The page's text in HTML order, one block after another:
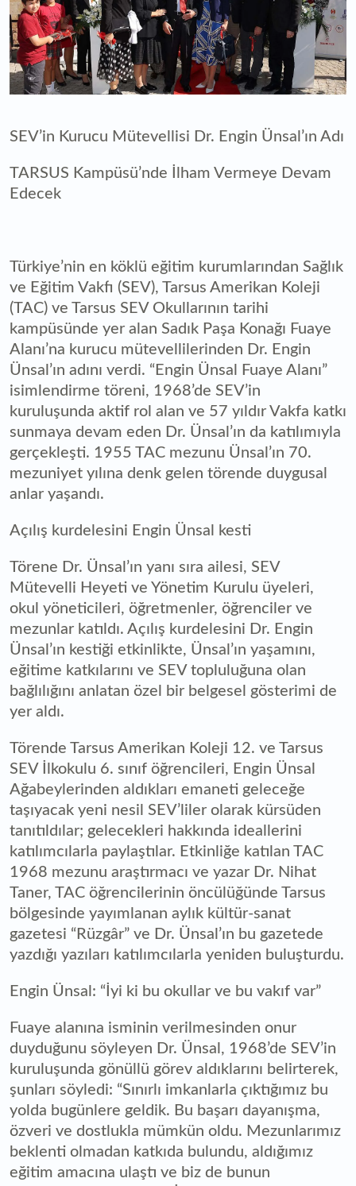
SEV’in Kurucu Mütevellisi Dr. Engin Ünsal’ın Adı
TARSUS Kampüsü’nde İlham Vermeye Devam
Edecek
Türkiye’nin en köklü eğitim kurumlarından Sağlık
ve Eğitim Vakfı (SEV), Tarsus Amerikan Koleji
(TAC) ve Tarsus SEV Okullarının tarihi
kampüsünde yer alan Sadık Paşa Konağı Fuaye
Alanı’na kurucu mütevellilerinden Dr. Engin
Ünsal’ın adını verdi. “Engin Ünsal Fuaye Alanı”
isimlendirme töreni, 1968’de SEV’in
kuruluşunda aktif rol alan ve 57 yıldır Vakfa katkı
sunmaya devam eden Dr. Ünsal’ın da katılımıyla
gerçekleşti. 1955 TAC mezunu Ünsal’ın 70.
mezuniyet yılına denk gelen törende duygusal
anlar yaşandı.
Açılış kurdelesini Engin Ünsal kesti
Törene Dr. Ünsal’ın yanı sıra ailesi, SEV
Mütevelli Heyeti ve Yönetim Kurulu üyeleri,
okul yöneticileri, öğretmenler, öğrenciler ve
mezunlar katıldı. Açılış kurdelesini Dr. Engin
Ünsal’ın kestiği etkinlikte, Ünsal’ın yaşamını,
eğitime katkılarını ve SEV topluluğuna olan
bağlılığını anlatan özel bir belgesel gösterimi de
yer aldı.
Törende Tarsus Amerikan Koleji 12. ve Tarsus
SEV İlkokulu 6. sınıf öğrencileri, Engin Ünsal
Ağabeylerinden aldıkları emaneti geleceğe
taşıyacak yeni nesil SEV’liler olarak kürsüden
tanıtıldılar; gelecekleri hakkında ideallerini
katılımcılarla paylaştılar. Etkinliğe katılan TAC
1968 mezunu araştırmacı ve yazar Dr. Nihat
Taner, TAC öğrencilerinin öncülüğünde Tarsus
bölgesinde yayımlanan aylık kültür-sanat
gazetesi “Rüzgâr” ve Dr. Ünsal’ın bu gazetede
yazdığı yazıları katılımcılarla yeniden buluşturdu.
Engin Ünsal: “İyi ki bu okullar ve bu vakıf var”
Fuaye alanına isminin verilmesinden onur
duyduğunu söyleyen Dr. Ünsal, 1968’de SEV’in
kuruluşunda gönüllü görev aldıklarını belirterek,
şunları söyledi: “Sınırlı imkanlarla çıktığımız bu
yolda bugünlere geldik. Bu başarı dayanışma,
özveri ve dostlukla mümkün oldu. Mezunlarımız
beklenti olmadan katkıda bulundu, aldığımız
eğitim amacına ulaştı ve biz de bunun